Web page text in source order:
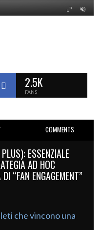
2.5K
FANS
COMMENTS
ESSENZIALE
AD HOC
“FAN ENGAGEMENT”